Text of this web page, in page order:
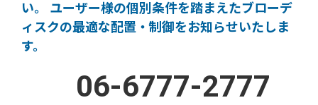
い。
ユーザー様の個別条件を踏まえたブローデ
ィスクの最適な配置・制御をお知らせいたしま
す。
06-6777-2777